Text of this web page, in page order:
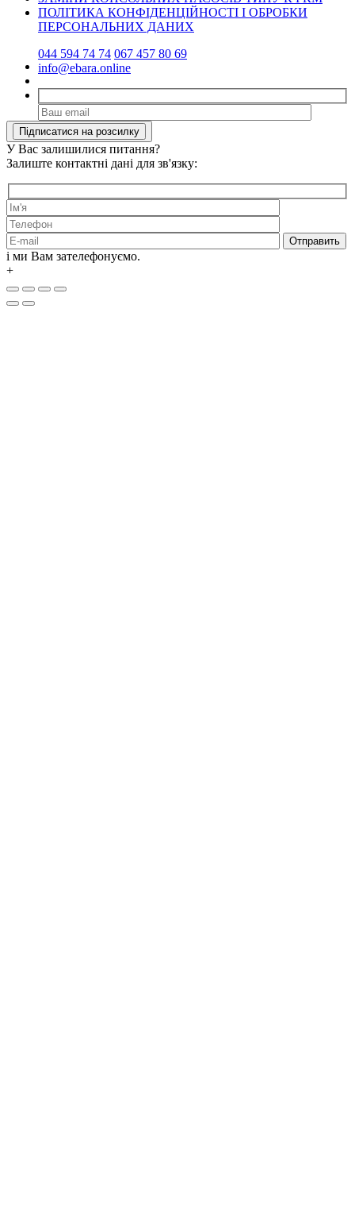
ПОЛІТИКА КОНФІДЕНЦІЙНОСТІ І ОБРОБКИ
ПЕРСОНАЛЬНИХ ДАНИХ
044 594 74 74 067 457 80 69
info@ebara.online
У Вас залишилися питання?
Залиште контактні дані для зв'язку:
і ми Вам зателефонуємо.
+